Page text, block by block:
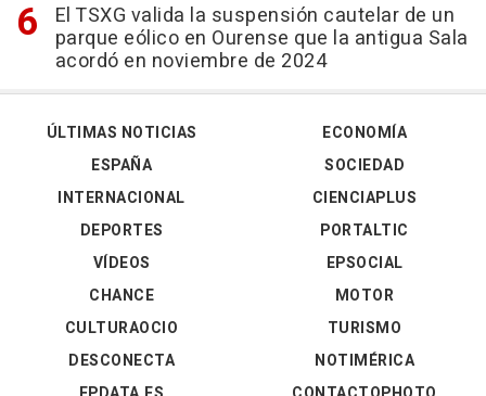
El TSXG valida la suspensión cautelar de un
parque eólico en Ourense que la antigua Sala
acordó en noviembre de 2024
ÚLTIMAS NOTICIAS
ESPAÑA
INTERNACIONAL
DEPORTES
VÍDEOS
ECONOMÍA
SOCIEDAD
CIENCIAPLUS
PORTALTIC
EPSOCIAL
CHANCE
CULTURAOCIO
DESCONECTA
MOTOR
TURISMO
NOTIMÉRICA